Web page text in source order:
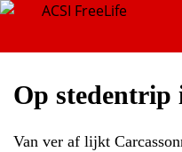
Op stedentrip
Van ver af lijkt